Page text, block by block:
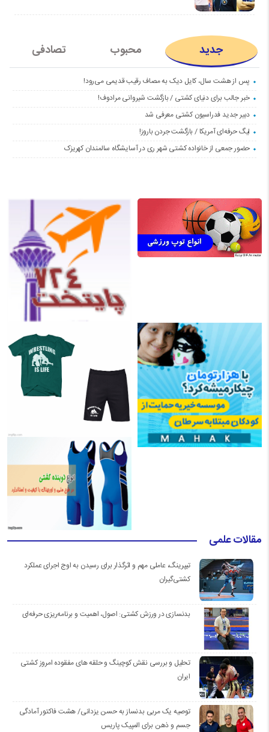
جدید محبوب تصادفی
پس از هشت سال، کایل دیک به مصاف رقیب قدیمی می‌رود!
خبر جالب برای دنیای کشتی / بازگشت شیروانی مرادوف!
دبیر جدید فدراسیون کشتی معرفی شد
لیگ حرفه‌ای آمریکا / بازگشت جردن باروز!
حضور جمعی از خانواده کشتی شهر ری در آسایشگاه سالمندان کهریزک
مقالات علمی
تیپرینگ، عاملی مهم و اثرگذار برای رسیدن به اوج اجرای عملکرد
کشتی‌گیران
بدنسازی در ورزش کشتی: اصول، اهمیت و برنامه‌ریزی حرفه‌ای
تحلیل و بررسی نقش کوچینگ و حلقه های مفقوده امروز کشتی
ایران
توصیه یک مربی بدنساز به حسن یزدانی/ هشت فاکتور آمادگی
جسم و ذهن برای المپیک پاریس